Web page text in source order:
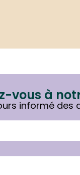
vous à
informé des